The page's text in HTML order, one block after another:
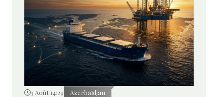
3 Août 14:29 Azerbaïdjan